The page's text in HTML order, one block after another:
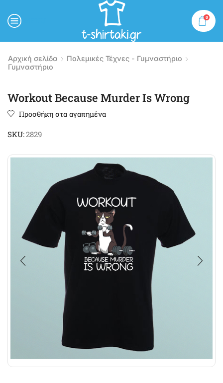
0
Αρχική σελίδα
Πολεμικές Τέχνες - Γυμναστήριο
Γυμναστήριο
Workout Because Murder Is Wrong
Προσθήκη στα αγαπημένα
SKU:2829